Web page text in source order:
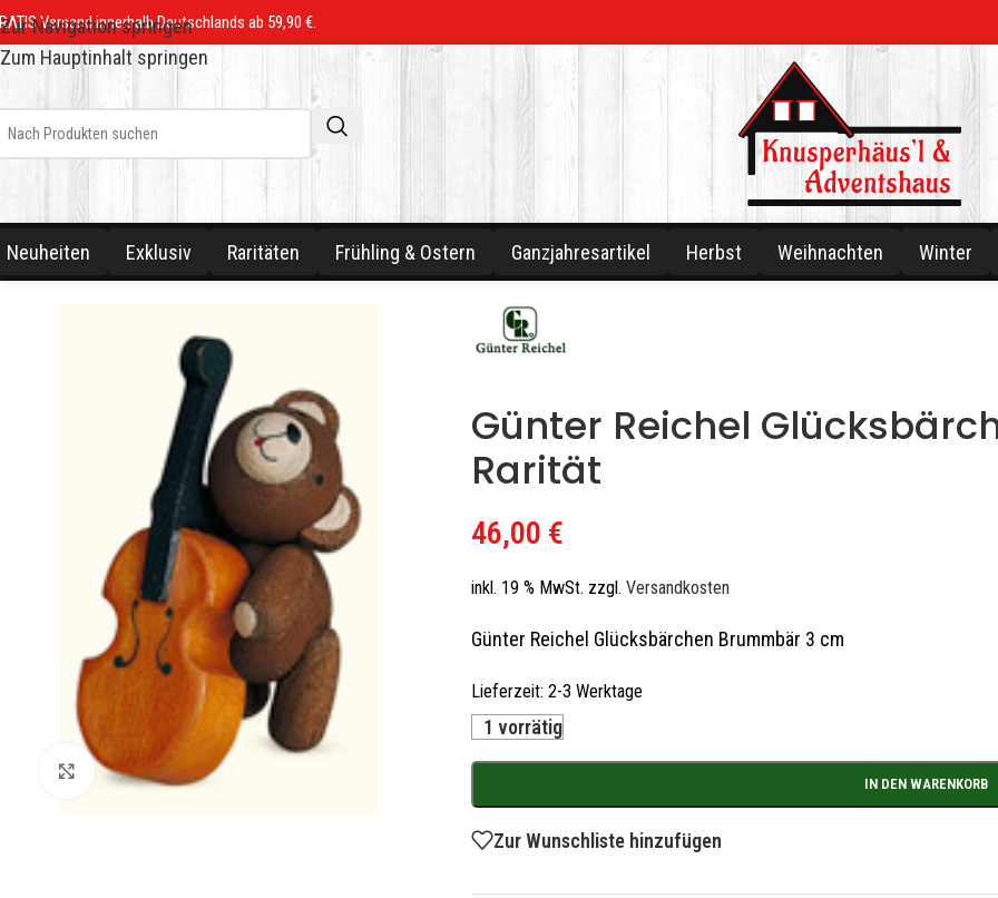
Zur Navigation springen
Zum Hauptinhalt springen
Versand innerhalb Deutschlands ab 59,90 €.
Neuheiten Exklusiv Raritäten Frühling & Ostern Ganzjahresartikel Herbst Weihnachten Winter
Zum Vergrößern klicken
Günter Reichel
Rarität
46,00 €
inkl. 19 % MwSt. zzgl.Versandkosten
Günter Reichel Glücksbärchen Brummbär 3 cm
Lieferzeit:2-3 Werktage
1 vorrätig
IN DEN WARENKORB
Zur Wunschliste hinzufügen